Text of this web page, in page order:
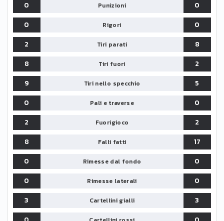
0 Punizioni
0
0
Rigori
0
2
Tiri parati
8
8
Tiri fuori
2
9
Tiri nello specchio
5
0
Pali e traverse
0
2
Fuorigioco
2
8
Falli fatti
17
0
Rimesse dal fondo
0
0
Rimesse laterali
0
3
Cartellini gialli
3